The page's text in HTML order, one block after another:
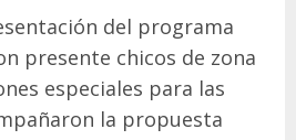
del programa
presente chicos de zona
especiales para las
la propuesta